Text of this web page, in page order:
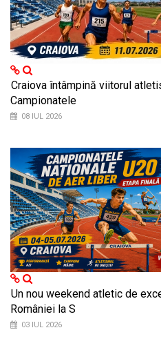
Craiova întâmpină viitorul
Campionatele
08 IUL 2026
Un nou weekend atletic de
României la S
03 IUL 2026